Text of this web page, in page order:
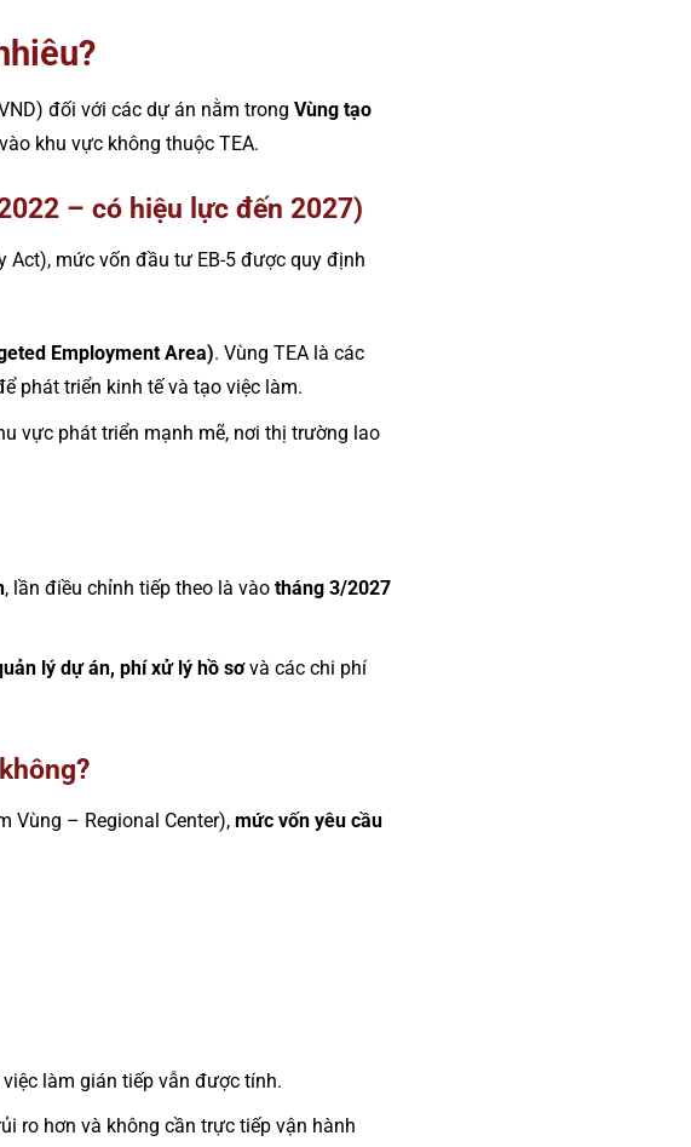
đối với các dự án nằm trong Vùng tạo
khu vực không thuộc TEA.
– có hiệu lực đến 2027)
Act), mức vốn đầu tư EB-5 được quy định
Employment Area). Vùng TEA là các
phát triển kinh tế và tạo việc làm.
vực phát triển mạnh mẽ, nơi thị trường lao
, lần điều chỉnh tiếp theo là vào tháng 3/2027
lý dự án, phí xử lý hồ sơvà các chi phí
Vùng – Regional Center), mức vốn yêu cầu
việc làm gián tiếp vẫn được tính.
ro hơn và không cần trực tiếp vận hành